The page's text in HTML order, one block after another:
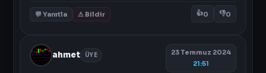
💬 Yanıtla ⚠ Bildir 👍0 👎0
ahmet ÜYE 23 Temmuz 2024
21:51